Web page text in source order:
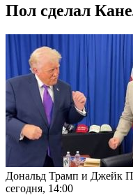
Пол сделал
Дональд Трамп и Джейк
сегодня, 14:00